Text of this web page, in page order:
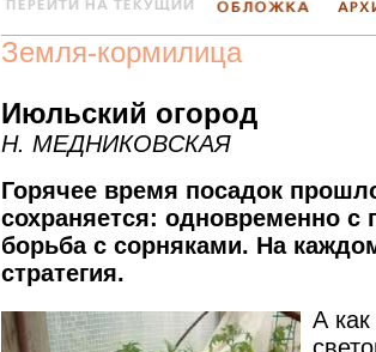
Земля-кормилица
Июльский огород
Н. МЕДНИКОВСКАЯ
Горячее время посадок
сохраняется: одновременно с
борьба с сорняками. На
стратегия.
А